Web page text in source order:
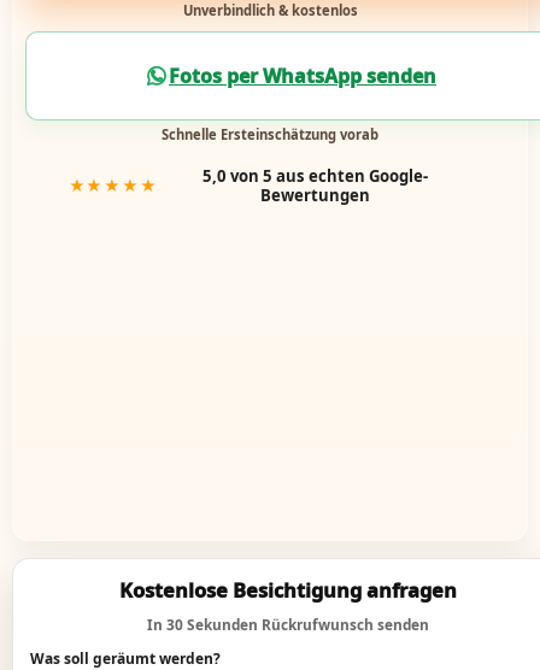
Unverbindlich & kostenlos
Fotos per WhatsApp senden
Schnelle Ersteinschätzung vorab
★★★★★
5,0 von 5 aus echten Google-
Bewertungen
Kostenlose Besichtigung anfragen
In 30 Sekunden Rückrufwunsch senden
Was soll geräumt werden?